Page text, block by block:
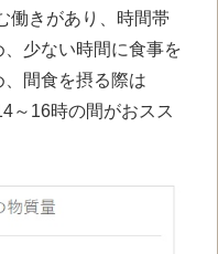
働きがあり、時間帯
少ない時間に食事を
間食を摂る際は
～ 16時の間がおスス